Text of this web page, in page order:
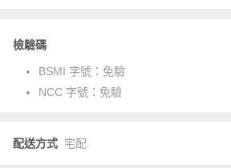
檢驗碼
BSMI 字號： 免驗
NCC 字號： 免驗
配送方式 宅配